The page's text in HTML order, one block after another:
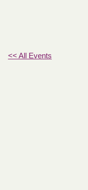
<< All Events